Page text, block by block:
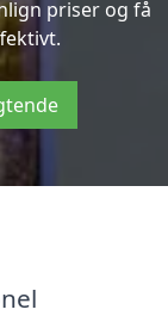
priser og få